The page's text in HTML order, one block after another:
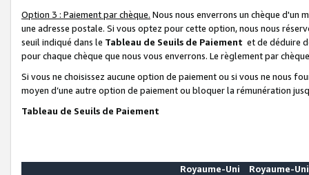
Option 3 : Paiement par chèque. Nous nous enverrons un chèque d'un
une adresse postale. Si vous optez pour cette option, nous nous
seuil indiqué dans le Tableau de Seuils de Paiement et de déduire
pour chaque chèque que nous vous enverrons. Le règlement par
Si vous ne choisissez aucune option de paiement ou si vous ne nous
moyen d’une autre option de paiement ou bloquer la rémunération
Tableau de Seuils de Paiement
Royaume-Uni
Royaume-Uni